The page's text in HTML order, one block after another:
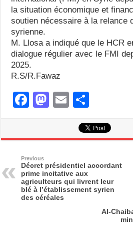
la situation économique et
soutien nécessaire à la relance
syrienne.
M. Llosa a indiqué que le HCR
dialogue régulier avec le FMI
2025.
R.S/R.Fawaz
F
b
o
o
M
d
o
n
E
ail ar
Previous
Décret présidentiel accordant
prime incitative aux
agriculteurs qui livrent leur
blé à l’établissement syrien
des céréales
Al-